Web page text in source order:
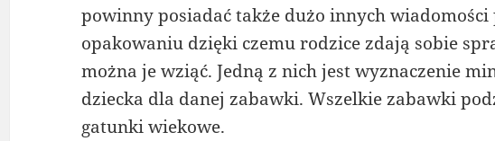
powinny posiadać także dużo innych
opakowaniu dzięki czemu rodzice zdają sobie
można je wziąć. Jedną z nich jest wyznaczenie
dziecka dla danej zabawki. Wszelkie zabawki
gatunki wiekowe.